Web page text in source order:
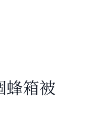
蜂箱被